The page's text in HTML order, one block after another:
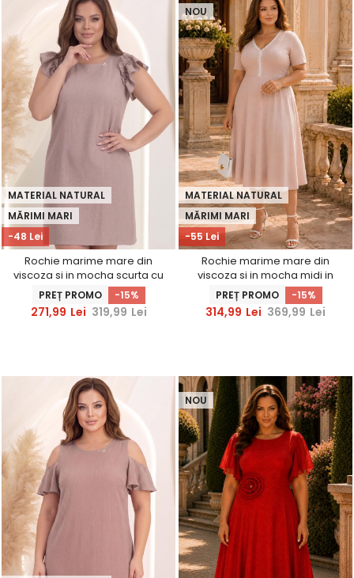
-48 Lei
MATERIAL NATURAL
MĂRIMI MARI
Rochie marime mare din
viscoza si in mocha scurta cu
croi larg - StarShinerS
PREȚ PROMO -15%
271,99 Lei 319,99 Lei
-55 Lei
MATERIAL NATURAL
MĂRIMI MARI
NOU
Rochie marime mare din
viscoza si in mocha midi in
clos cu buzunare laterale -
StarShinerS
PREȚ PROMO -15%
314,99 Lei 369,99 Lei
NOU